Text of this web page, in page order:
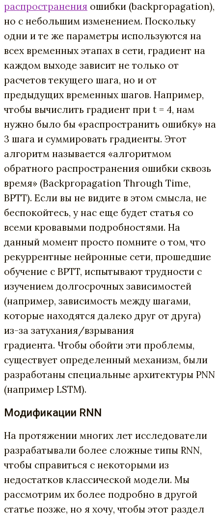
распространения ошибки (backpropagation),
но с небольшим изменением. Поскольку
одни и те же параметры используются на
всех временных этапах в сети, градиент на
каждом выходе зависит не только от
расчетов текущего шага, но и от
предыдущих временных шагов. Например,
чтобы вычислить градиент при t = 4, нам
нужно было бы «распространить ошибку» на
3 шага и суммировать градиенты. Этот
алгоритм называется «алгоритмом
обратного распространения ошибки сквозь
время» (Backpropagation Through Time,
BPTT). Если вы не видите в этом смысла, не
беспокойтесь, у нас еще будет статья со
всеми кровавыми подробностями. На
данный момент просто помните о том, что
рекуррентные нейронные сети, прошедшие
обучение с BPTT, испытывают трудности с
изучением долгосрочных зависимостей
(например, зависимость между шагами,
которые находятся далеко друг от друга)
из-за затухания/взрывания
градиента. Чтобы обойти эти проблемы,
существует определенный механизм, были
разработаны специальные архитектуры PNN
(например LSTM).
Модификации RNN
На протяжении многих лет исследователи
разрабатывали более сложные типы RNN,
чтобы справиться с некоторыми из
недостатков классической модели. Мы
рассмотрим их более подробно в другой
статье позже, но я хочу, чтобы этот раздел